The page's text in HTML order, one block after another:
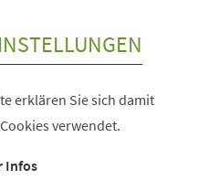
erklären Sie sich damit
verwendet.
Infos